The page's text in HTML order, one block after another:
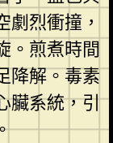
烈衝撞，
。煎煮時間
降解。毒素
臟系統，引